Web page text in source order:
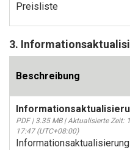
Preisliste
3.
Beschreibung
PDF | 3.35 MB | Aktualisierte Zeit:
17:47 (UTC+08:00)